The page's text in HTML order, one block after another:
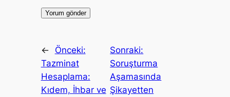
←
Önceki:
Tazminat
Hesaplama:
Kıdem, İhbar ve
Sonraki:
Soruşturma
Aşamasında
Şikayetten